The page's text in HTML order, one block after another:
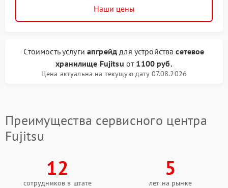
Наши цены
Стоимость услугиапгрейд для устройствасетевое
хранилище Fujitsu от 1100 руб.
Цена актуальна на текущую дату 07.08.2026
Преимущества сервисного центра
Fujitsu
12
сотрудников в штате
5
лет на рынке